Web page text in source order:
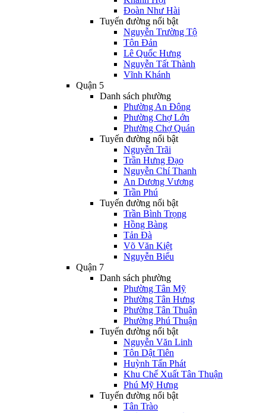
Đoàn Như Hài
Tuyến đường nổi bật
Nguyễn Trường Tộ
Tôn Đản
Lê Quốc Hưng
Nguyễn Tất Thành
Vĩnh Khánh
Quận 5
Danh sách phường
Phường An Đông
Phường Chợ Lớn
Phường Chợ Quán
Tuyến đường nổi bật
Nguyễn Trãi
Trần Hưng Đạo
Nguyễn Chí Thanh
An Dương Vương
Trần Phú
Tuyến đường nổi bật
Trần Bình Trọng
Hồng Bàng
Tản Đà
Võ Văn Kiệt
Nguyễn Biểu
Quận 7
Danh sách phường
Phường Tân Mỹ
Phường Tân Hưng
Phường Tân Thuận
Phường Phú Thuận
Tuyến đường nổi bật
Nguyễn Văn Linh
Tôn Dật Tiên
Huỳnh Tấn Phát
Khu Chế Xuất Tân Thuận
Phú Mỹ Hưng
Tuyến đường nổi bật
Tân Trào